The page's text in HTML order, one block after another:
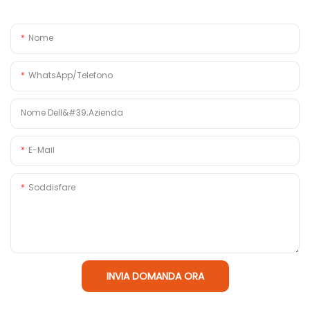
Nome
WhatsApp/Telefono
Nome Dell&#39;azienda
E-Mail
Soddisfare
INVIA DOMANDA ORA